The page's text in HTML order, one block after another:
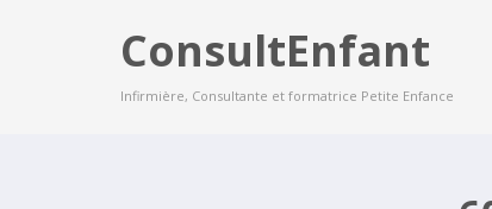
ConsultEnfant
Infirmière, Consultante et formatrice Petite Enfance